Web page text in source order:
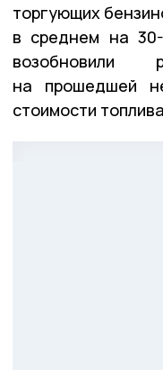
торгующих
в среднем на
на прошедшей
стоимости